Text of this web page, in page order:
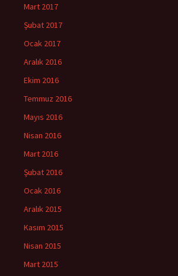
Mart 2017
Şubat 2017
Ocak 2017
Aralık 2016
Ekim 2016
Temmuz 2016
Mayıs 2016
Nisan 2016
Mart 2016
Şubat 2016
Ocak 2016
Aralık 2015
Kasım 2015
Nisan 2015
Mart 2015